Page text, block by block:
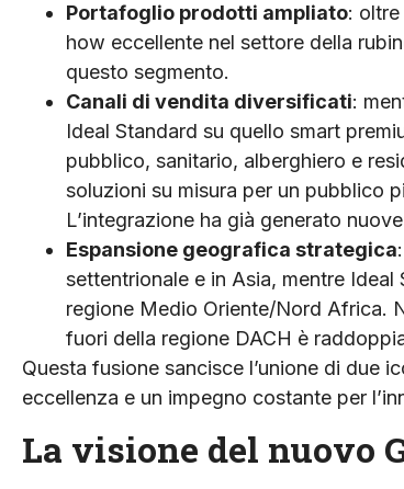
Portafoglio prodotti ampliato:
how eccellente nel settore della
questo segmento.
Canali di vendita diversificati:
Ideal Standard su quello smart
pubblico, sanitario, alberghiero e
soluzioni su misura per un pubblico
L’integrazione ha già generato
Espansione geografica strategica
settentrionale e in Asia, mentre
regione Medio Oriente/Nord Africa.
fuori della regione DACH è
Questa fusione sancisce l’unione di due
eccellenza e un impegno costante per
La visione del nuovo